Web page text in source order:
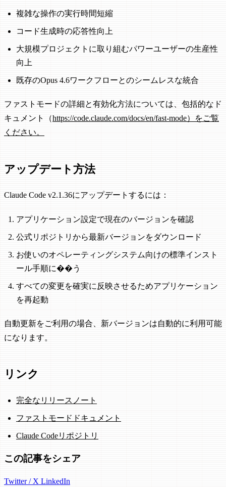
複雑な操作の実行時間短縮
コード生成時の応答性向上
大規模プロジェクトに取り組むパワーユーザーの生産性
向上
既存のOpus 4.6ワークフローとのシームレスな統合
ファストモードの詳細と有効化方法については、包括的なド
キュメント（https://code.claude.com/docs/en/fast-mode）をご覧
ください。
アップデート方法
Claude Code v2.1.36にアップデートするには：
アプリケーション設定で現在のバージョンを確認
公式リポジトリから最新バージョンをダウンロード
お使いのオペレーティングシステム向けの標準インスト
ール手順に��う
すべての変更を確実に反映させるためアプリケーション
を再起動
自動更新をご利用の場合、新バージョンは自動的に利用可能
になります。
リンク
完全なリリースノート
ファストモードドキュメント
Claude Codeリポジトリ
この記事をシェア
Twitter / X LinkedIn